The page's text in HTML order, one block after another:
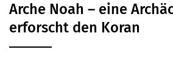
Arche Noah – eine
erforscht den Koran